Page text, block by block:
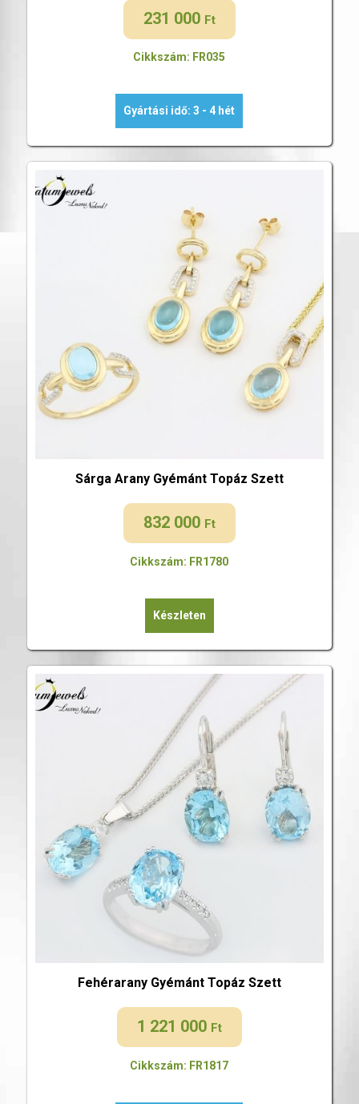
231 000 Ft
Cikkszám: FR035
Gyártási idő: 3 - 4 hét
Sárga Arany Gyémánt Topáz Szett
832 000 Ft
Cikkszám: FR1780
Készleten
Fehérarany Gyémánt Topáz Szett
1 221 000 Ft
Cikkszám: FR1817